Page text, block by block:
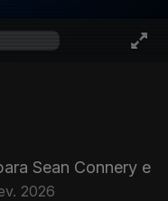
Sean Connery e
2026